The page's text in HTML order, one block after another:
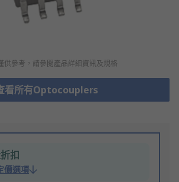
供參考，請參閲產品詳細資訊及規格
看所有Optocouplers
扣
價選項